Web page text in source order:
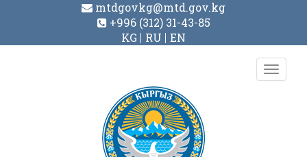
mtdgovkg@mtd.gov.kg
+996 (312) 31-43-85
KG
RU EN
Toggle